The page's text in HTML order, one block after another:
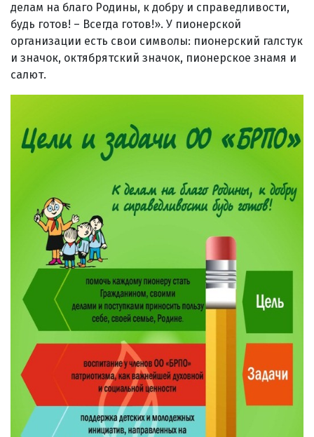
делам на благо Родины, к добру и справедливости,
будь готов! – Всегда готов!». У пионерской
организации есть свои символы: пионерский галстук
и значок, октябрятский значок, пионерское знамя и
салют.